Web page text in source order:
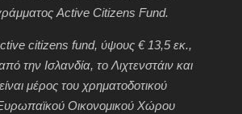
Active Citizens Fund.
citizens fund, ύψους € 13,5 εκ.,
την Ισλανδία, το Λιχτενστάιν και
μέρος του χρηματοδοτικού
Οικονομικού Χώρου